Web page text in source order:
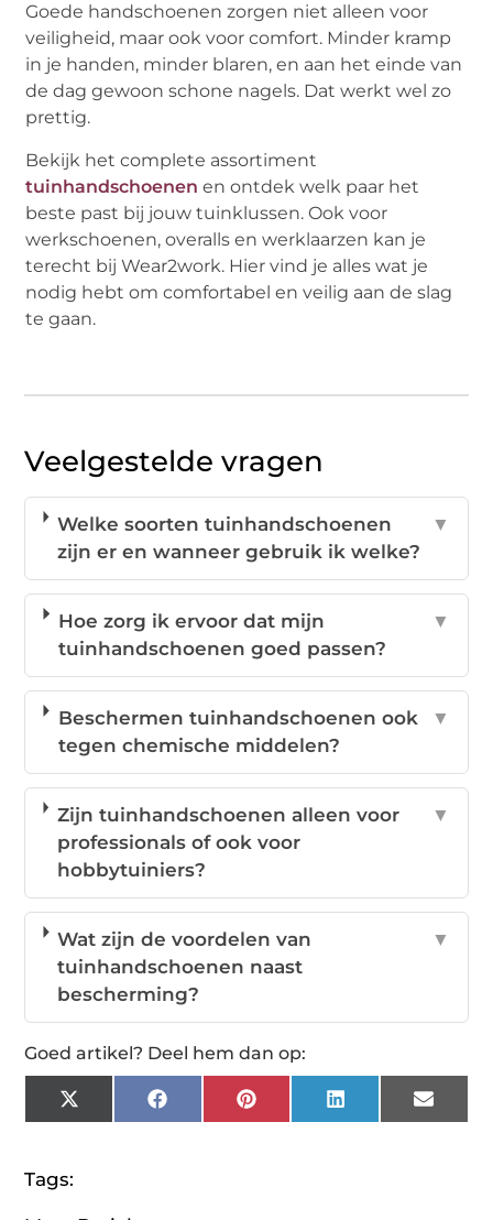
Goede handschoenen zorgen niet alleen voor
veiligheid, maar ook voor comfort. Minder kramp
in je handen, minder blaren, en aan het einde van
de dag gewoon schone nagels. Dat werkt wel zo
prettig.
Bekijk het complete assortiment
tuinhandschoenen en ontdek welk paar het
beste past bij jouw tuinklussen. Ook voor
werkschoenen, overalls en werklaarzen kan je
terecht bij Wear2work. Hier vind je alles wat je
nodig hebt om comfortabel en veilig aan de slag
te gaan.
Veelgestelde vragen
Welke soorten tuinhandschoenen
zijn er en wanneer gebruik ik welke?
▼
Hoe zorg ik ervoor dat mijn
tuinhandschoenen goed passen?
▼
Beschermen tuinhandschoenen ook
tegen chemische middelen?
▼
Zijn tuinhandschoenen alleen voor
professionals of ook voor
hobbytuiniers?
▼
Wat zijn de voordelen van
tuinhandschoenen naast
bescherming?
▼
Goed artikel? Deel hem dan op:
X
(Twitter)
FacebookPinterestLinkedInEmail
Tags: